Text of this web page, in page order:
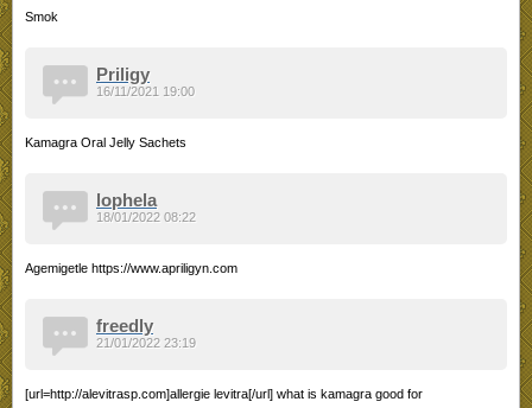
Smok
Priligy
Kamagra Oral Jelly Sachets
16/11/2021 19:00
lophela
Agemigetle https://www.apriligyn.com
18/01/2022 08:22
freedly
[url=http://alevitrasp.com]allergie levitra[/url] what is kamagra good for
21/01/2022 23:19